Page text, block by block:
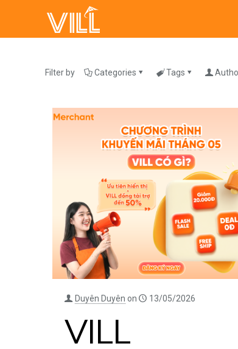
Filter by Categories Tags
Duyên Duyên on 13/05/2026
VILL